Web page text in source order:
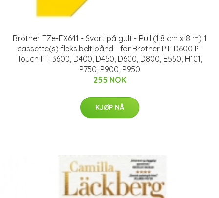
Brother TZe-FX641 - Svart på gult - Rull (1,8 cm x 8 m) 1
cassette(s) fleksibelt bånd - for Brother PT-D600 P-
Touch PT-3600, D400, D450, D600, D800, E550, H101,
P750, P900, P950
255 NOK
KJØP NÅ